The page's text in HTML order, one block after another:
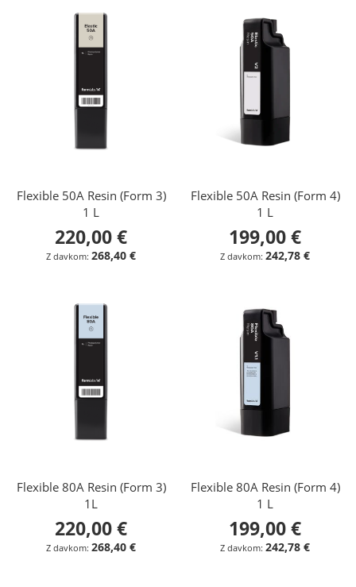
Flexible 50A Resin (Form 3)
1 L
220,00 €
268,40 €
Flexible 50A Resin (Form 4)
1 L
199,00 €
242,78 €
Flexible 80A Resin (Form 3)
1L
220,00 €
268,40 €
Flexible 80A Resin (Form 4)
1 L
199,00 €
242,78 €